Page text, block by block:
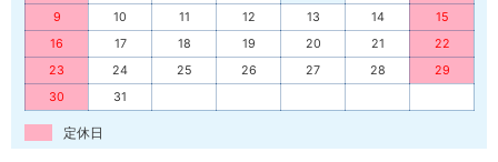
9
10 11 12 13 14
15
16
17 18 19 20 21
22
23
24 25 26 27 28
29
30
31
定休日